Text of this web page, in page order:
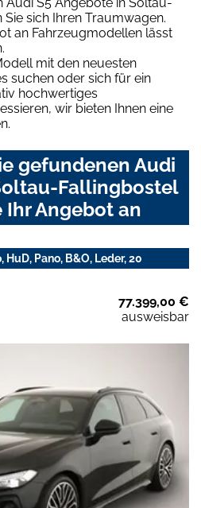
sich Ihren Traumwagen.
an Fahrzeugmodellen lässt
mit den neuesten
suchen oder sich für ein
hochwertiges
wir bieten Ihnen eine
gefundenen Audi
Fallingbostel
Angebot an
Pano, B&O, Leder, 20
77.399,00 €
ausweisbar